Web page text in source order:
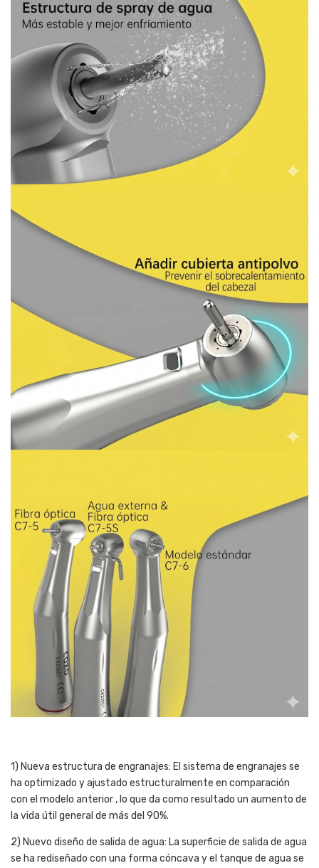
1) Nueva estructura de engranajes: El sistema de engranajes se
ha optimizado y ajustado estructuralmente en comparación
con el modelo anterior , lo que da como resultado un aumento de
la vida útil general de más del 90%.
2) Nuevo diseño de salida de agua: La superficie de salida de agua
se ha rediseñado con una forma cóncava y el tanque de agua se